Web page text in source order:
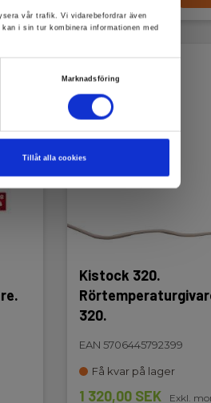
vår trafik. Vi vidarebefordrar även
i sin tur kombinera informationen med
Marknadsföring
Tillåt alla cookies
Kistock 320.
320.
EAN 5706445792399
Få kvar på lager
1 320,00 SEK Exkl.